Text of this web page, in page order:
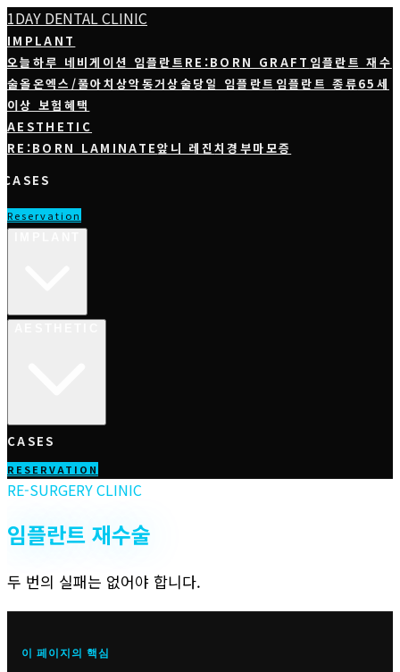
1DAY DENTAL CLINIC
IMPLANT
오늘하루 네비게이션 임플란트 RE:BORN GRAFT 임플란트 재수
술올온엑스/풀아치상악동거상술당일 임플란트 임플란트 종류65세
이상 보험혜택
AESTHETIC
RE:BORN LAMINATE앞니 레진치경부마모증
CASES
Reservation
CASES
RESERVATION
RE-SURGERY CLINIC
임플란트 재수술
두 번의 실패는 없어야 합니다.
이 페이지의 핵심